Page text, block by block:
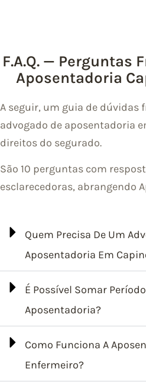
F.A.Q. — Perguntas
Aposentadoria
A seguir, um guia de dúvidas
advogado de aposentadoria
direitos do segurado.
São 10 perguntas com
esclarecedoras, abrangendo
Quem Precisa De Um
Aposentadoria Em
É Possível Somar
Aposentadoria?
Como Funciona A
Enfermeiro?